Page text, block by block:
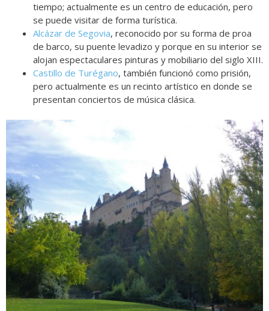
tiempo; actualmente es un centro de educación, pero
se puede visitar de forma turística.
Alcázar de Segovia, reconocido por su forma de proa
de barco, su puente levadizo y porque en su interior se
alojan espectaculares pinturas y mobiliario del siglo XIII.
Castillo de Turégano, también funcionó como prisión,
pero actualmente es un recinto artístico en donde se
presentan conciertos de música clásica.